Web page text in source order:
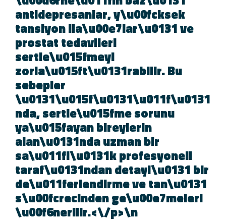
antidepresanlar, y\u00fcksek
tansiyon ila\u00e7lar\u0131 ve
prostat tedavileri
sertle\u015fmeyi
zorla\u015ft\u0131rabilir. Bu
sebepler
nda, sertle\u015fme sorunu
ya\u015fayan bireylerin
alan\u0131nda uzman bir
sa\u011fl\u0131k profesyoneli
taraf\u0131ndan detayl\u0131
de\u011ferlendirme ve
s\u00fcrecinden ge\u00e7meleri
\u00f6nerilir.<\/p>\n